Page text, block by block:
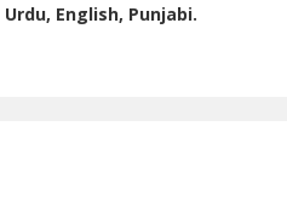
Urdu, English, Punjabi.